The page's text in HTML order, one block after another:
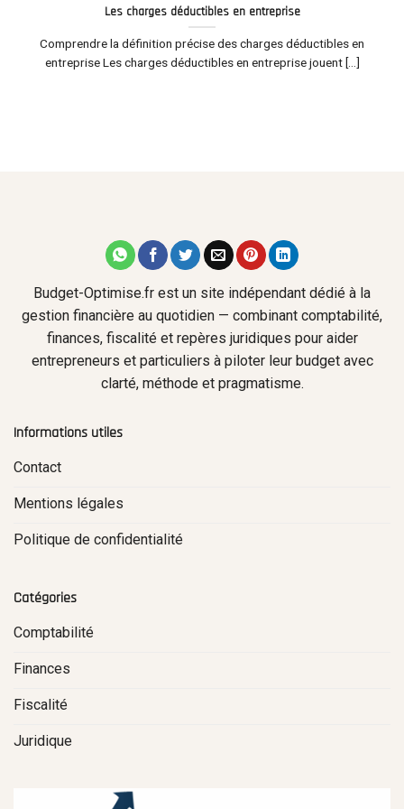
Les charges déductibles en entreprise
Comprendre la définition précise des charges déductibles en
entreprise Les charges déductibles en entreprise jouent [...]
Budget-Optimise.fr est un site indépendant dédié à la
gestion financière au quotidien — combinant comptabilité,
finances, fiscalité et repères juridiques pour aider
entrepreneurs et particuliers à piloter leur budget avec
clarté, méthode et pragmatisme.
Informations utiles
Contact
Mentions légales
Politique de confidentialité
Catégories
Comptabilité
Finances
Fiscalité
Juridique